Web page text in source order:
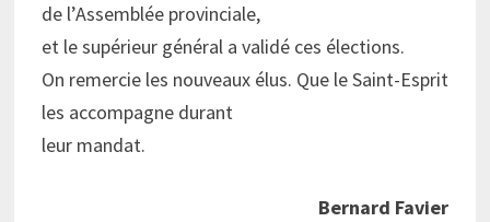
de l’Assemblée provinciale,
et le supérieur général a validé ces élections.
On remercie les nouveaux élus. Que le Saint-Esprit
les accompagne durant
leur mandat.
Bernard Favier